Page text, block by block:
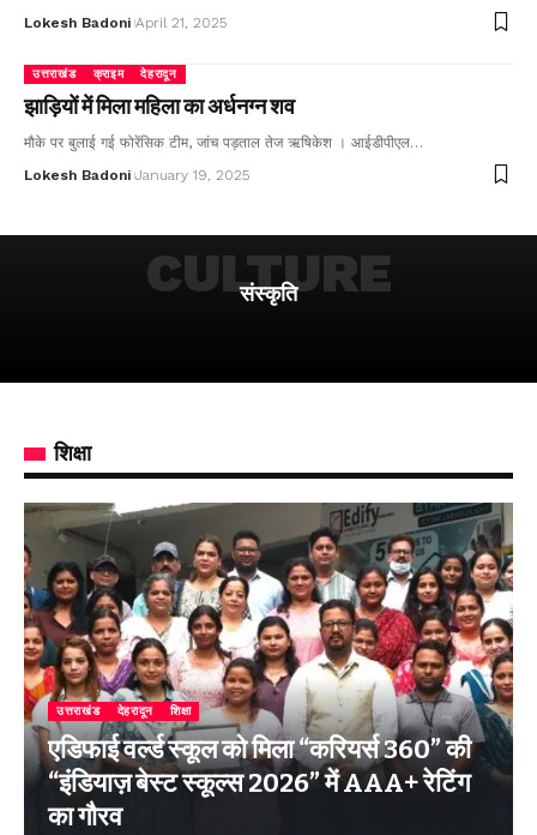
Lokesh Badoni April 21, 2025
उत्तराखंड क्राइम देहरादून
झाड़ियों में मिला महिला का अर्धनग्न शव
मौके पर बुलाई गई फोरेंसिक टीम, जांच पड़ताल तेज ऋषिकेश । आईडीपीएल…
Lokesh Badoni January 19, 2025
संस्कृति
CULTURE
शिक्षा
उत्तराखंड देहरादून शिक्षा
एडिफाई वर्ल्ड स्कूल को मिला “करियर्स 360” की
“इंडियाज़ बेस्ट स्कूल्स 2026” में AAA+ रेटिंग
का गौरव